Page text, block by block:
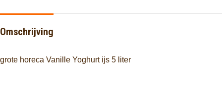
Omschrijving
grote horeca Vanille Yoghurt ijs 5 liter